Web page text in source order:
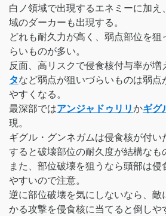
白ノ領域で出現するエネミーに加
域のダーカーも出現する。
どれも耐久力が高く、弱点部位を
らいものが多い。
反面、高リスクで侵食核付与率が増
タなど弱点が狙いづらいものは弱点
やすくなる。
最深部ではアンジャドゥリリかギグ
現。
ギグル・グンネガムは侵食核が付
すると破壊部位の耐久度が結構なも
また、部位破壊を狙うなら頭部は
やすいので注意。
逆に部位破壊を気にしないなら、
かる攻撃を侵食核に当てると倒しや